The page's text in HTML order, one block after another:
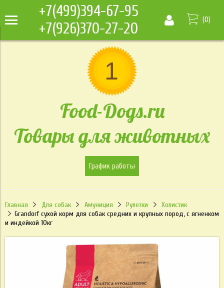
+7(499)394-67-95
+7(926)370-27-20
(0)
Food-Dogs.ru
Товары для животных
График работы
Главная Для собак Амуниция Рулетки
Холистик
Grandorf сухой корм для собак средних и крупных пород, с ягненком
и индейкой 10кг